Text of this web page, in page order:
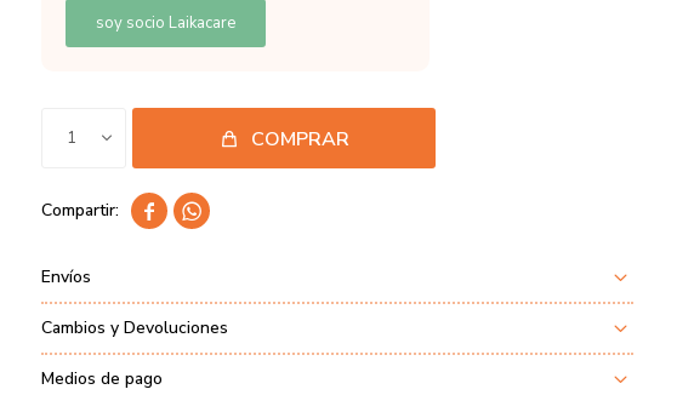
soy socio Laikacare
1 COMPRAR
 
Envíos
Cambios y Devoluciones
Medios de pago